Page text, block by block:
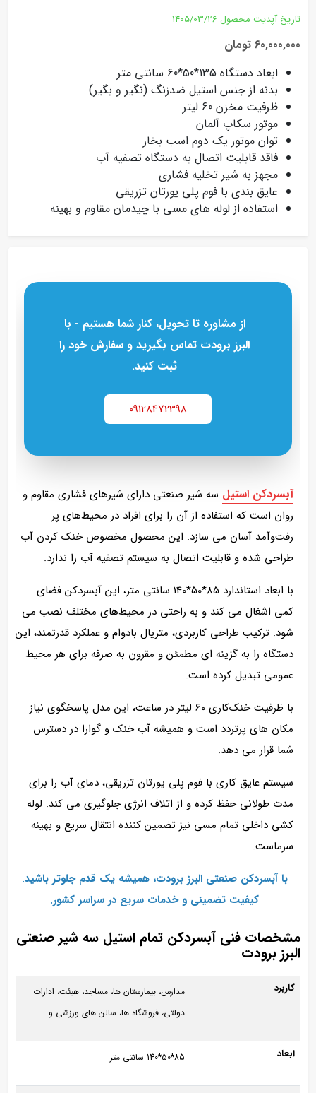
تاریخ آپدیت محصول 1405/03/26
60,000,000 تومان
ابعاد دستگاه 135*50*60 سانتی متر
بدنه از جنس استیل ضدزنگ (نگیر و بگیر)
ظرفیت مخزن 60 لیتر
موتور سکاپ آلمان
توان موتور یک‌ دوم اسب بخار
فاقد قابلیت اتصال به دستگاه تصفیه آب
مجهز به شیر تخلیه فشاری
عایق‌ بندی با فوم پلی‌ یورتان تزریقی
استفاده از لوله‌ های مسی با چیدمان مقاوم و بهینه
از مشاوره تا تحویل، کنار شما هستیم - با
البرز برودت تماس بگیرید و سفارش خود را
ثبت کنید.
09128472398
آبسردکن استیل سه شیر صنعتی دارای شیرهای فشاری مقاوم و
روان است که استفاده از آن را برای افراد در محیط‌های پر
رفت‌وآمد آسان می‌ سازد. این محصول مخصوص خنک کردن آب
طراحی شده و قابلیت اتصال به سیستم تصفیه آب را ندارد.
با ابعاد استاندارد 85*50*140 سانتی متر، این آبسردکن فضای
کمی اشغال می‌ کند و به‌ راحتی در محیط‌های مختلف نصب می‌
شود. ترکیب طراحی کاربردی، متریال بادوام و عملکرد قدرتمند، این
دستگاه را به گزینه‌ ای مطمئن و مقرون‌ به‌ صرفه برای هر محیط
عمومی تبدیل کرده است.
با ظرفیت خنک‌کاری 60 لیتر در ساعت، این مدل پاسخگوی نیاز
مکان‌ های پرتردد است و همیشه آب خنک و گوارا در دسترس
شما قرار می‌ دهد.
سیستم عایق‌ کاری با فوم پلی‌ یورتان تزریقی، دمای آب را برای
مدت طولانی حفظ کرده و از اتلاف انرژی جلوگیری می‌ کند. لوله‌
کشی داخلی تمام‌ مسی نیز تضمین‌ کننده انتقال سریع و بهینه
سرماست.
با آبسردکن صنعتی البرز برودت، همیشه یک قدم جلوتر باشید.
کیفیت تضمینی و خدمات سریع در سراسر کشور.
مشخصات فنی آبسردکن تمام استیل سه شیر صنعتی
البرز برودت
کاربرد
مدارس، بیمارستان ها، مساجد، هیئت، ادارات
دولتی، فروشگاه‌ ها، سالن های ورزشی و...
ابعاد 85*50*140 سانتی متر